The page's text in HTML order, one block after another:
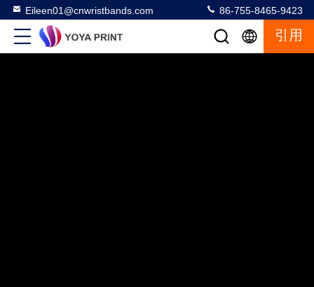
Eileen01@cnwristbands.com 86-755-8465-9423
引用